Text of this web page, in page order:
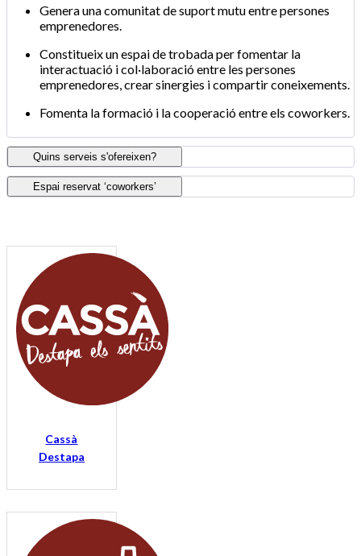
Genera una comunitat de suport mutu entre persones
emprenedores.
Constitueix un espai de trobada per fomentar la
interactuació i col·laboració entre les persones
emprenedores, crear sinergies i compartir coneixements.
Fomenta la formació i la cooperació entre els coworkers.
Quins serveis s'ofereixen?
Espai reservat ‘coworkers’
Cassà
Destapa